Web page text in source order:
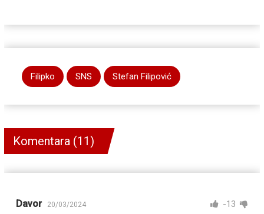
Filipko SNS Stefan Filipović
Komentara (11)
Davor 20/03/2024 -13